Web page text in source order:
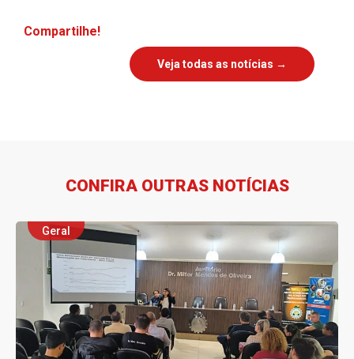
Compartilhe!
Veja todas as notícias →
CONFIRA OUTRAS NOTÍCIAS
Geral